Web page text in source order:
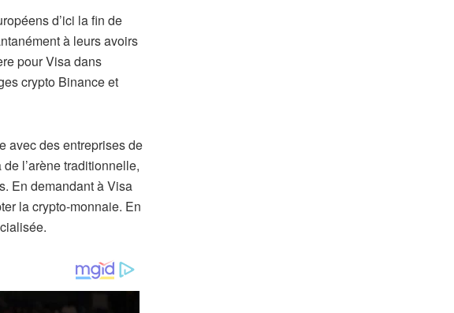
d’ici la fin de
à leurs avoirs
pour Visa dans
crypto Binance et
avec des entreprises de
l’arène traditionnelle,
En demandant à Visa
la crypto-monnaie. En